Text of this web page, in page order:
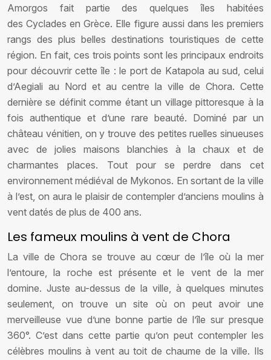
Amorgos fait partie des quelques îles habitées
des Cyclades en Grèce. Elle figure aussi dans les premiers
rangs des plus belles destinations touristiques de cette
région. En fait, ces trois points sont les principaux endroits
pour découvrir cette île : le port de Katapola au sud, celui
d’Aegiali au Nord et au centre la ville de Chora. Cette
dernière se définit comme étant un village pittoresque à la
fois authentique et d’une rare beauté. Dominé par un
château vénitien, on y trouve des petites ruelles sinueuses
avec de jolies maisons blanchies à la chaux et de
charmantes places. Tout pour se perdre dans cet
environnement médiéval de Mykonos. En sortant de la ville
à l’est, on aura le plaisir de contempler d’anciens moulins à
vent datés de plus de 400 ans.
Les fameux moulins à vent de Chora
La ville de Chora se trouve au cœur de l’île où la mer
l’entoure, la roche est présente et le vent de la mer
domine. Juste au-dessus de la ville, à quelques minutes
seulement, on trouve un site où on peut avoir une
merveilleuse vue d’une bonne partie de l’île sur presque
360°. C’est dans cette partie qu’on peut contempler les
célèbres moulins à vent au toit de chaume de la ville. Ils